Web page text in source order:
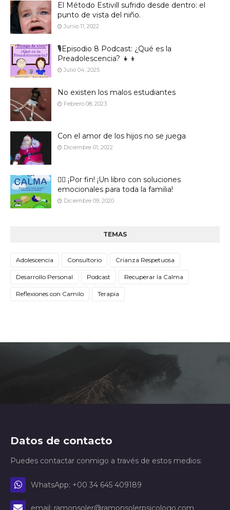
El Método Estivill sufrido desde dentro: el
punto de vista del niño.
Junio 11, 2022
🎙️Episodio 8 Podcast: ¿Qué es la
Preadolescencia? 👧👦
Julio 04, 2025
No existen los malos estudiantes
Febrero 08, 2023
Con el amor de los hijos no se juega
Diciembre 01, 2022
🙋‍♀️ ¡Por fin! ¡Un libro con soluciones
emocionales para toda la familia!
Diciembre 09, 2020
TEMAS
Adolescencia Consultorio Crianza Respetuosa
Desarrollo Personal Podcast Recuperar la Calma
Reflexiones con Camilo Terapia
Datos de contacto
Puedes contactar conmigo a través de estos medios:
WhatsApp: +00 34 645 409189
email: ramonsoler@ramonsolerpsicologo.com